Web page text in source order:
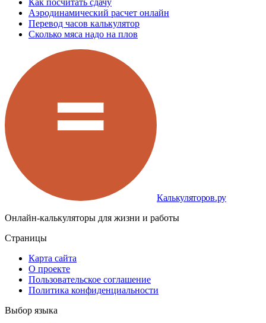
Аэродинамический расчет онлайн
Перевод часов калькулятор
Сколько мяса надо на плов
Калькуляторов.ру
Онлайн-калькуляторы для жизни и работы
Страницы
Карта сайта
О проекте
Пользовательское соглашение
Политика конфиденциальности
Выбор языка